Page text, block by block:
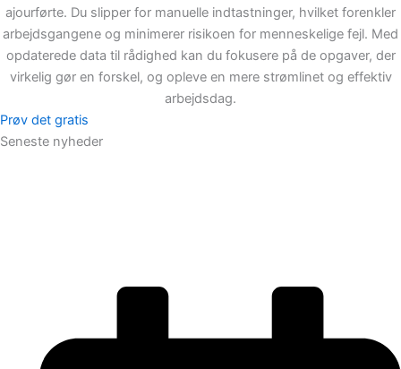
ajourførte. Du slipper for manuelle indtastninger, hvilket forenkler
arbejdsgangene og minimerer risikoen for menneskelige fejl. Med
opdaterede data til rådighed kan du fokusere på de opgaver, der
virkelig gør en forskel, og opleve en mere strømlinet og effektiv
arbejdsdag.
Prøv det gratis
Seneste nyheder